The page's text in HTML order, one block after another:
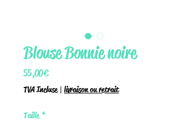
Blouse Bonnie noire
55,00 €Prix
TVA Incluse| livraison ou retrait
Taille *